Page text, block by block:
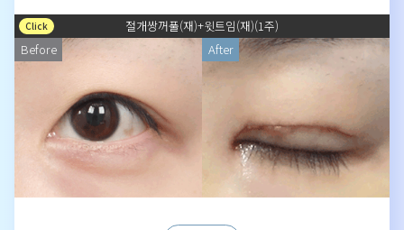
절개쌍꺼풀(재)+윗트임(재)(1주)
Click
Before After